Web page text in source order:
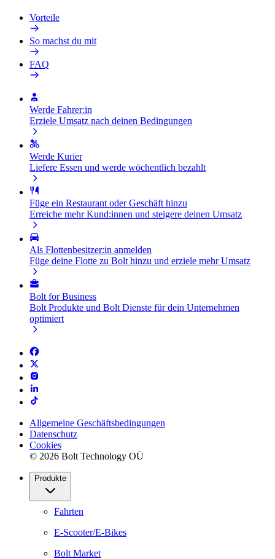
Vorteile
So machst du mit
FAQ
Werde Fahrer:in
Erziele Umsatz nach deinen Bedingungen
Werde Kurier
Liefere Essen und werde wöchentlich bezahlt
Füge ein Restaurant oder Geschäft hinzu
Erreiche mehr Kund:innen und steigere deinen Umsatz
Als Flottenbesitzer:in anmelden
Füge deine Flotte zu Bolt hinzu und erziele mehr Umsatz
Bolt for Business
Bolt Produkte und Bolt Dienste für dein Unternehmen
optimiert
Allgemeine Geschäftsbedingungen
Datenschutz
Cookies
© 2026 Bolt Technology OÜ
Produkte
Fahrten
E-Scooter/E-Bikes
Bolt Market